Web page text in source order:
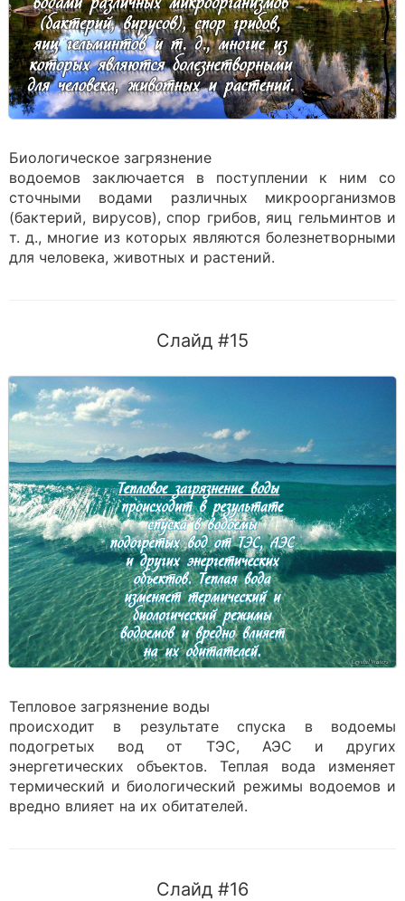
Биологическое загрязнение
водоемов заключается в поступлении к ним со
сточными водами различных микроорганизмов
(бактерий, вирусов), спор грибов, яиц гельминтов и
т. д., многие из которых являются болезнетворными
для человека, животных и растений.
Слайд #15
Тепловое загрязнение воды
происходит в результате спуска в водоемы
подогретых вод от ТЭС, АЭС и других
энергетических объектов. Теплая вода изменяет
термический и биологический режимы водоемов и
вредно влияет на их обитателей.
Слайд #16